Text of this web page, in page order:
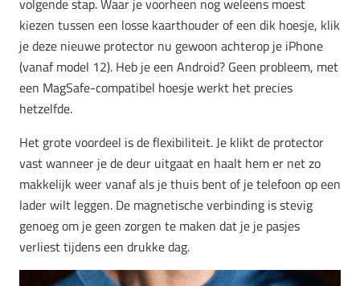
volgende stap. Waar je voorheen nog weleens moest
kiezen tussen een losse kaarthouder of een dik hoesje, klik
je deze nieuwe protector nu gewoon achterop je iPhone
(vanaf model 12). Heb je een Android? Geen probleem, met
een MagSafe-compatibel hoesje werkt het precies
hetzelfde.
Het grote voordeel is de flexibiliteit. Je klikt de protector
vast wanneer je de deur uitgaat en haalt hem er net zo
makkelijk weer vanaf als je thuis bent of je telefoon op een
lader wilt leggen. De magnetische verbinding is stevig
genoeg om je geen zorgen te maken dat je je pasjes
verliest tijdens een drukke dag.